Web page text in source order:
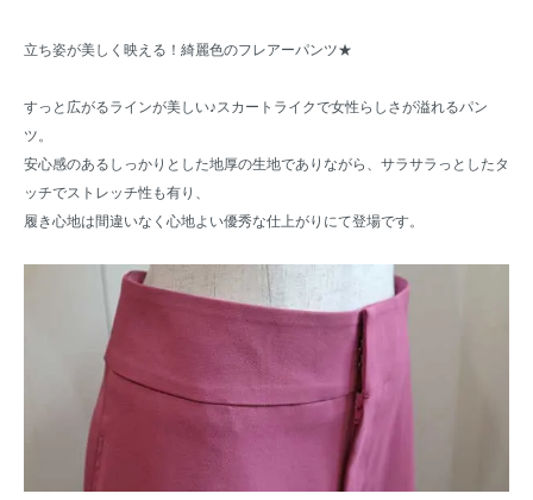
立ち姿が美しく映える！綺麗色のフレアーパンツ★
すっと広がるラインが美しい♪スカートライクで女性らしさが溢れるパン
ツ。
安心感のあるしっかりとした地厚の生地でありながら、サラサラっとしたタ
ッチでストレッチ性も有り、
履き心地は間違いなく心地よい優秀な仕上がりにて登場です。